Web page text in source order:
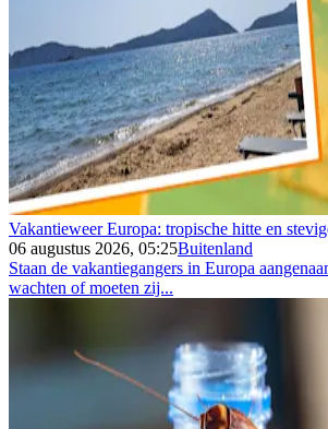
Vakantieweer Europa: tropische hitte en
06 augustus 2026, 05:25Buitenland
Staan de vakantiegangers in Europa
wachten of moeten zij...